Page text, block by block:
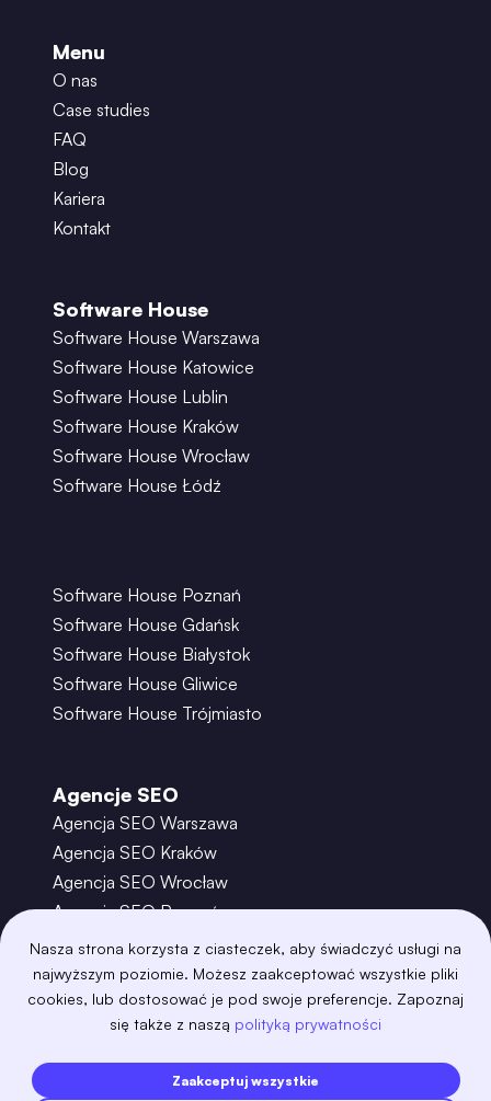
Nasza strona korzysta z ciasteczek, aby świadczyć usługi na
najwyższym poziomie. Możesz zaakceptować wszystkie pliki
cookies, lub dostosować je pod swoje preferencje. Zapoznaj
się także z naszą polityką prywatności
Zaakceptuj wszystkie
Menu
O nas
Case studies
FAQ
Blog
Kariera
Kontakt
Software House
Software House Warszawa
Software House Katowice
Software House Lublin
Software House Kraków
Software House Wrocław
Software House Łódź
Software House Poznań
Software House Gdańsk
Software House Białystok
Software House Gliwice
Software House Trójmiasto
Agencje SEO
Agencja SEO Warszawa
Agencja SEO Kraków
Agencja SEO Wrocław
Agencja SEO Poznań
Agencja SEO Gdańsk
Agencja SEO Toruń